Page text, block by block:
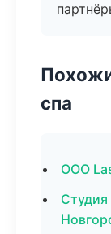
спа
ООО